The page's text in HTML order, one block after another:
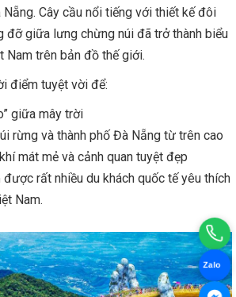
Nẵng. Cây cầu nổi tiếng với thiết kế đôi
đỡ giữa lưng chừng núi đã trở thành biểu
Nam trên bản đồ thế giới.
điểm tuyệt vời để:
giữa mây trời
rừng và thành phố Đà Nẵng từ trên cao
mát mẻ và cảnh quan tuyệt đẹp
rất nhiều du khách quốc tế yêu thích
Nam.
Zalo